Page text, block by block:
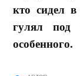
кто сидел
гулял
особенного.